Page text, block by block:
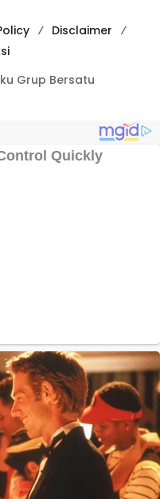
Disclaimer
Grup Bersatu